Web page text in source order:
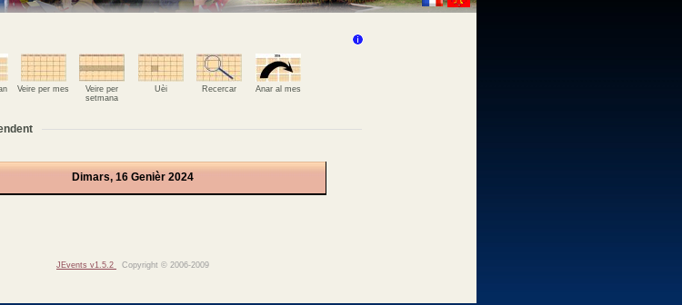
Veire per mes
Veire per
setmana
Uèi Recercar Anar al mes
Dimars, 16 Genièr 2024
JEvents v1.5.2 Copyright © 2006-2009